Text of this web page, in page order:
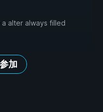
alter always filled
加